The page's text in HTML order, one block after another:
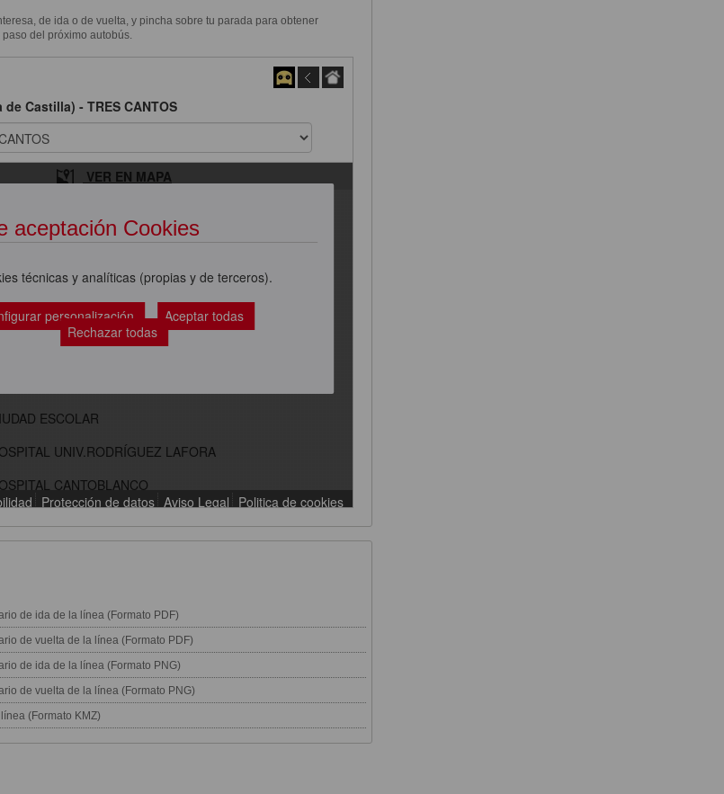
de ida o de vuelta, y pincha sobre tu parada para obtener
del próximo autobús.
de ida de la línea (Formato PDF)
de vuelta de la línea (Formato PDF)
de ida de la línea (Formato PNG)
de vuelta de la línea (Formato PNG)
(Formato KMZ)